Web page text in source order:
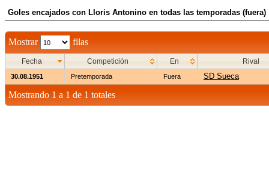
Goles encajados con Lloris Antonino en todas las temporadas (fuera)
Mostrar filas
Fecha Competición En Rival
30.08.1951 Pretemporada Fuera SD Sueca
Mostrando 1 a 1 de 1 totales